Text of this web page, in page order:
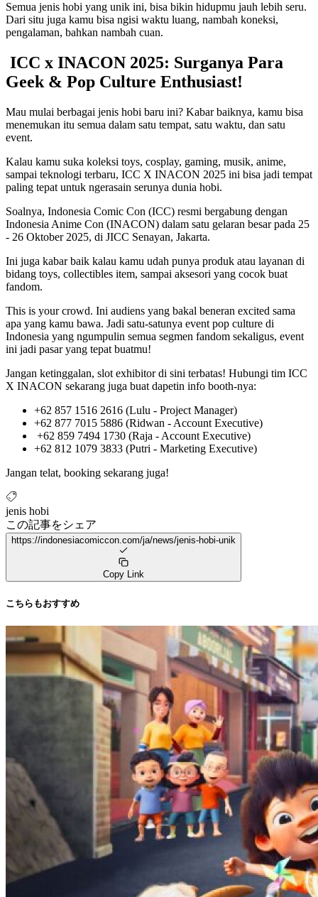
Semua jenis hobi yang unik ini, bisa bikin hidupmu jauh lebih seru.
Dari situ juga kamu bisa ngisi waktu luang, nambah koneksi,
pengalaman, bahkan nambah cuan.
ICC x INACON 2025: Surganya Para
Geek & Pop Culture Enthusiast!
Mau mulai berbagai jenis hobi baru ini? Kabar baiknya, kamu bisa
menemukan itu semua dalam satu tempat, satu waktu, dan satu
event.
Kalau kamu suka koleksi toys, cosplay, gaming, musik, anime,
sampai teknologi terbaru, ICC X INACON 2025 ini bisa jadi tempat
paling tepat untuk ngerasain serunya dunia hobi.
Soalnya, Indonesia Comic Con (ICC) resmi bergabung dengan
Indonesia Anime Con (INACON) dalam satu gelaran besar pada 25
- 26 Oktober 2025, di JICC Senayan, Jakarta.
Ini juga kabar baik kalau kamu udah punya produk atau layanan di
bidang toys, collectibles item, sampai aksesori yang cocok buat
fandom.
This is your crowd. Ini audiens yang bakal beneran excited sama
apa yang kamu bawa. Jadi satu-satunya event pop culture di
Indonesia yang ngumpulin semua segmen fandom sekaligus, event
ini jadi pasar yang tepat buatmu!
Jangan ketinggalan, slot exhibitor di sini terbatas! Hubungi tim ICC
X INACON sekarang juga buat dapetin info booth-nya:
+62 857 1516 2616 (Lulu - Project Manager)
+62 877 7015 5886 (Ridwan - Account Executive)
+62 859 7494 1730 (Raja - Account Executive)
+62 812 1079 3833 (Putri - Marketing Executive)
Jangan telat, booking sekarang juga!
jenis hobi
この記事をシェア
https://indonesiacomiccon.com/ja/news/jenis-hobi-unik
Copy Link
こちらもおすすめ